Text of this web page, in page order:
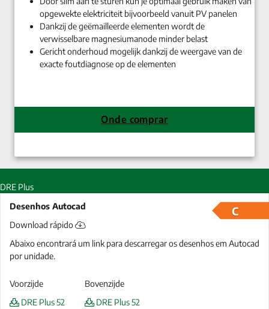
opgewekte elektriciteit bijvoorbeeld vanuit PV panelen
Dankzij de geëmailleerde elementen wordt de
verwisselbare magnesiumanode minder belast
Gericht onderhoud mogelijk dankzij de weergave van de
exacte foutdiagnose op de elementen
Onde comprar
DRE Plus
C
Desenhos Autocad
Download rápido
Abaixo encontrará um link para descarregar os desenhos em Autocad
por unidade.
Voorzijde
DRE Plus 52
Bovenzijde
DRE Plus 52